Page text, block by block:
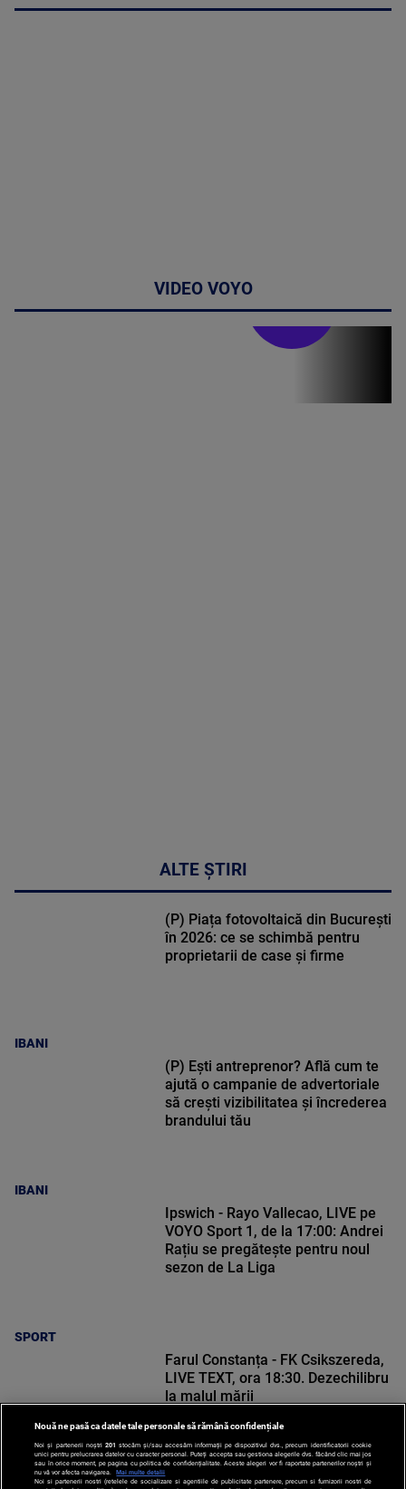
VIDEO VOYO
ALTE ȘTIRI
IBANI
(P) Piața fotovoltaică din București
în 2026: ce se schimbă pentru
proprietarii de case și firme
IBANI
(P) Ești antreprenor? Află cum te
ajută o campanie de advertoriale
să crești vizibilitatea și încrederea
brandului tău
SPORT
Ipswich - Rayo Vallecao, LIVE pe
VOYO Sport 1, de la 17:00: Andrei
Rațiu se pregătește pentru noul
sezon de La Liga
SPORT
Farul Constanța - FK Csikszereda,
LIVE TEXT, ora 18:30. Dezechilibru
la malul mării
Nouă ne pasă ca datele tale personale să rămână confidențiale
Noi și partenerii noștri 201 stocăm și/sau accesăm informații pe dispozitivul dvs., precum identificatorii cookie
unici pentru prelucrarea datelor cu caracter personal. Puteți accepta sau gestiona alegerile dvs. făcând clic mai jos
sau în orice moment, pe pagina cu politica de confidențialitate. Aceste alegeri vor fi raportate partenerilor noștri și
nu vă vor afecta navigarea.
Mai multe detalii
Noi si partenerii nostri (retelele de socializare si agentiile de publicitate partenere, precum si furnizorii nostri de